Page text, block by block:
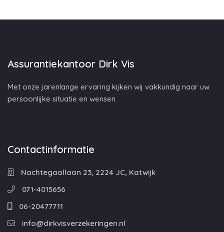
Assurantiekantoor Dirk Vis
Met onze jarenlange ervaring kijken wij vakkundig naar uw
persoonlijke situatie en wensen.
Contactinformatie
Nachtegaallaan 23, 2224 JC, Katwijk
071-4015656
06-20477711
info@dirkvisverzekeringen.nl